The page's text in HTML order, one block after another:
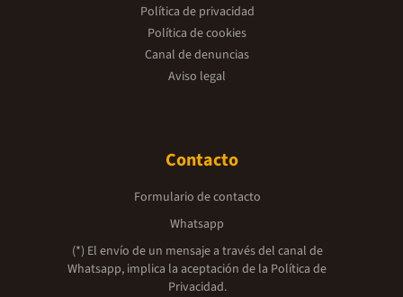
Política de privacidad
Política de cookies
Canal de denuncias
Aviso legal
Contacto
Formulario de contacto
Whatsapp
(*) El envío de un mensaje a través del canal de
Whatsapp, implica la aceptación de la Política de
Privacidad.